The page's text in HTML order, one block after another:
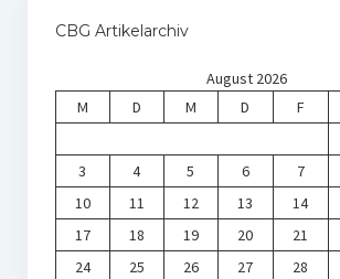
CBG Artikelarchiv
August 2026
M
D M D F
3
4 5 6 7
10
11 12 13 14
17
18 19 20 21
24
25 26 27 28